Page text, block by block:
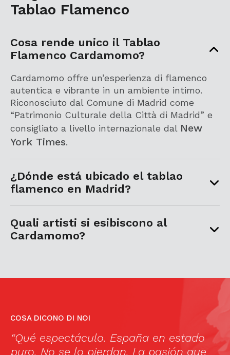
Tablao Flamenco
Cosa rende unico il Tablao
Flamenco Cardamomo?
Cardamomo offre un’esperienza di flamenco
autentica e vibrante in un ambiente intimo.
Riconosciuto dal Comune di Madrid come
“Patrimonio Culturale della Città di Madrid” e
consigliato a livello internazionale dal New
York Times.
¿Dónde está ubicado el tablao
flamenco en Madrid?
Quali artisti si esibiscono al
Cardamomo?
COSA DICONO DI NOI
“Qué espectáculo. España en estado
puro. No se lo pierdan. La pasión que